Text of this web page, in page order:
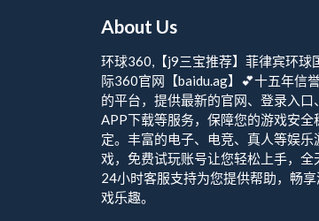
About Us
环球360,【j9三宝推荐】菲律宾环球
际360官网【baidu.ag】💕十五年信
的平台，提供最新的官网、登录入口、
APP下载等服务，保障您的游戏安全
定。丰富的电子、电竞、真人等娱乐
戏，免费试玩账号让您轻松上手，全
24小时客服支持为您提供帮助，畅享
戏乐趣。